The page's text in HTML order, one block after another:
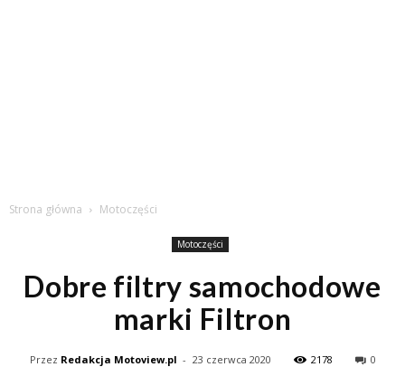
Strona główna Motoczęści
Motoczęści
Dobre filtry samochodowe
marki Filtron
Przez Redakcja Motoview.pl - 23 czerwca 2020 2178 0